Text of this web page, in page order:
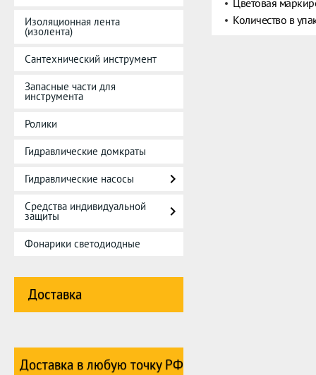
Изоляционная лента
(изолента)
Сантехнический инструмент
Запасные части для
инструмента
Ролики
Гидравлические домкраты
Гидравлические насосы
Средства индивидуальной
защиты
Фонарики светодиодные
Доставка
Доставка в любую точку РФ
Цветовая
Количество в